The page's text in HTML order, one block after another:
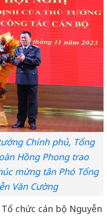
Chính phủ, Tổng
Hồng Phong trao
mừng tân Phó Tổng
Văn Cường
chức cán bộ Nguyễn